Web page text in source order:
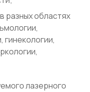
разных областях
гинекологии,
лазерного